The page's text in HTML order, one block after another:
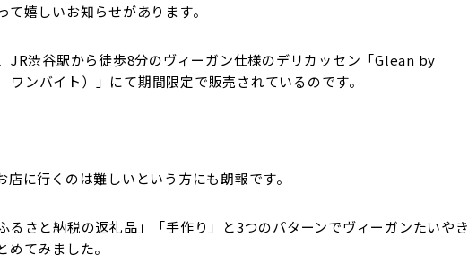
嬉しいお知らせがあります。
JR渋谷駅から徒歩8分のヴィーガン仕様のデリカッセン「Glean by
バイト）」にて期間限定で販売されているのです。
に行くのは難しいという方にも朗報です。
るさと納税の返礼品」「手作り」と3つのパターンでヴィーガンたいやき
てみました。